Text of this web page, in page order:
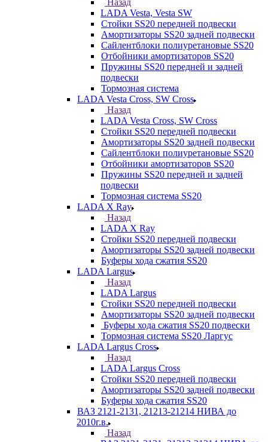
Назад
LADA Vesta, Vesta SW
Стойки SS20 передней подвески
Амортизаторы SS20 задней подвески
Сайлентблоки полиуретановые SS20
Отбойники амортизаторов SS20
Пружины SS20 передней и задней
подвески
Тормозная система
LADA Vesta Cross, SW Cross
Назад
LADA Vesta Cross, SW Cross
Стойки SS20 передней подвески
Амортизаторы SS20 задней подвески
Сайлентблоки полиуретановые SS20
Отбойники амортизаторов SS20
Пружины SS20 передней и задней
подвески
Тормозная система SS20
LADA X Ray
Назад
LADA X Ray
Стойки SS20 передней подвески
Амортизаторы SS20 задней подвески
Буферы хода сжатия SS20
LADA Largus
Назад
LADA Largus
Стойки SS20 передней подвески
Амортизаторы SS20 задней подвески
Буферы хода сжатия SS20 подвески
Тормозная система SS20 Ларгус
LADA Largus Cross
Назад
LADA Largus Cross
Стойки SS20 передней подвески
Амортизаторы SS20 задней подвески
Буферы хода сжатия SS20
ВАЗ 2121-2131, 21213-21214 НИВА до
2010г.в.
Назад